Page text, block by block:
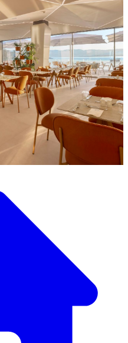
de mobiliário de design
de
o ambiente perfeito.